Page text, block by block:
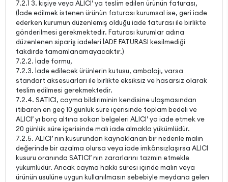
7.2.1 3. kişiye veya ALICI’ ya teslim edilen ürünün faturası,
(İade edilmek istenen ürünün faturası kurumsal ise, geri iade
ederken kurumun düzenlemiş olduğu iade faturası ile birlikte
gönderilmesi gerekmektedir. Faturası kurumlar adına
düzenlenen sipariş iadeleri İADE FATURASI kesilmediği
takdirde tamamlanamayacaktır.)
7.2.2. İade formu,
7.2.3. İade edilecek ürünlerin kutusu, ambalajı, varsa
standart aksesuarları ile birlikte eksiksiz ve hasarsız olarak
teslim edilmesi gerekmektedir.
7.2.4. SATICI, cayma bildiriminin kendisine ulaşmasından
itibaren en geç 10 günlük süre içerisinde toplam bedeli ve
ALICI’ yı borç altına sokan belgeleri ALICI’ ya iade etmek ve
20 günlük süre içerisinde malı iade almakla yükümlüdür.
7.2.5. ALICI’ nın kusurundan kaynaklanan bir nedenle malın
değerinde bir azalma olursa veya iade imkânsızlaşırsa ALICI
kusuru oranında SATICI’ nın zararlarını tazmin etmekle
yükümlüdür. Ancak cayma hakkı süresi içinde malın veya
ürünün usulüne uygun kullanılmasın sebebiyle meydana gelen